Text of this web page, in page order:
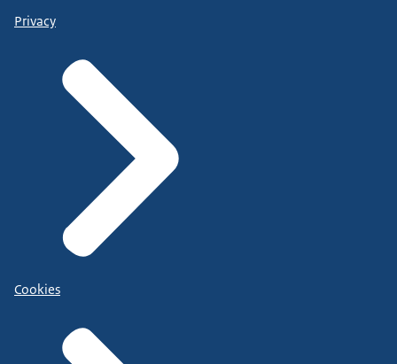
Privacy
Cookies